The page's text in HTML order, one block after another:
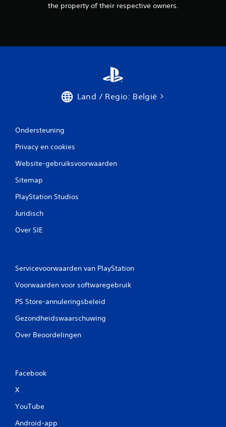
the property of their respective owners.
Land / Regio: België
Ondersteuning
Privacy en cookies
Website-gebruiksvoorwaarden
Sitemap
PlayStation Studios
Juridisch
Over SIE
Servicevoorwaarden van PlayStation
Voorwaarden voor softwaregebruik
PS Store-annuleringsbeleid
Gezondheidswaarschuwing
Over Beoordelingen
Facebook
X
YouTube
Android-app